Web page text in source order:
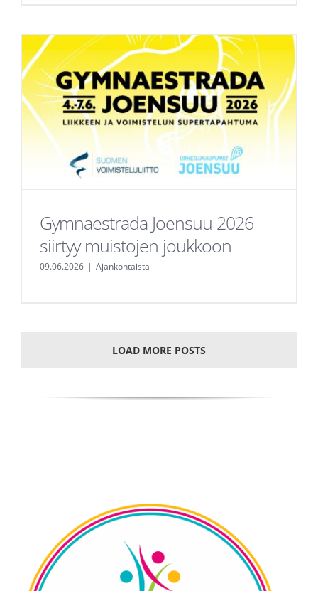
Gymnaestrada Joensuu 2026
siirtyy muistojen joukkoon
09.06.2026 | Ajankohtaista
LOAD MORE POSTS